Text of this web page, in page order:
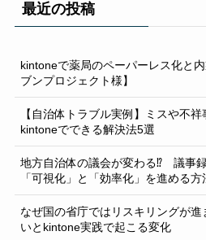
最近の投稿
kintoneで薬局のペーパーレス化と
ブンプロジェクト様】
【自治体トラブル実例】ミスや不祥
kintoneでできる解決法5選
地方自治体の議会が変わる⁉ 議事
「可視化」と「効率化」を進める方
なぜ国の省庁ではリスキリングが
いとkintone実践で起こる変化